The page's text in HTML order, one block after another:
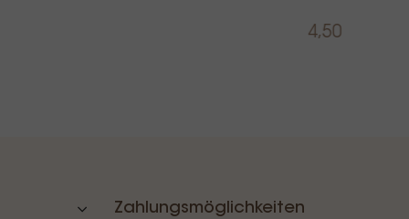
4,50 €
Zahlungsmöglichkeiten